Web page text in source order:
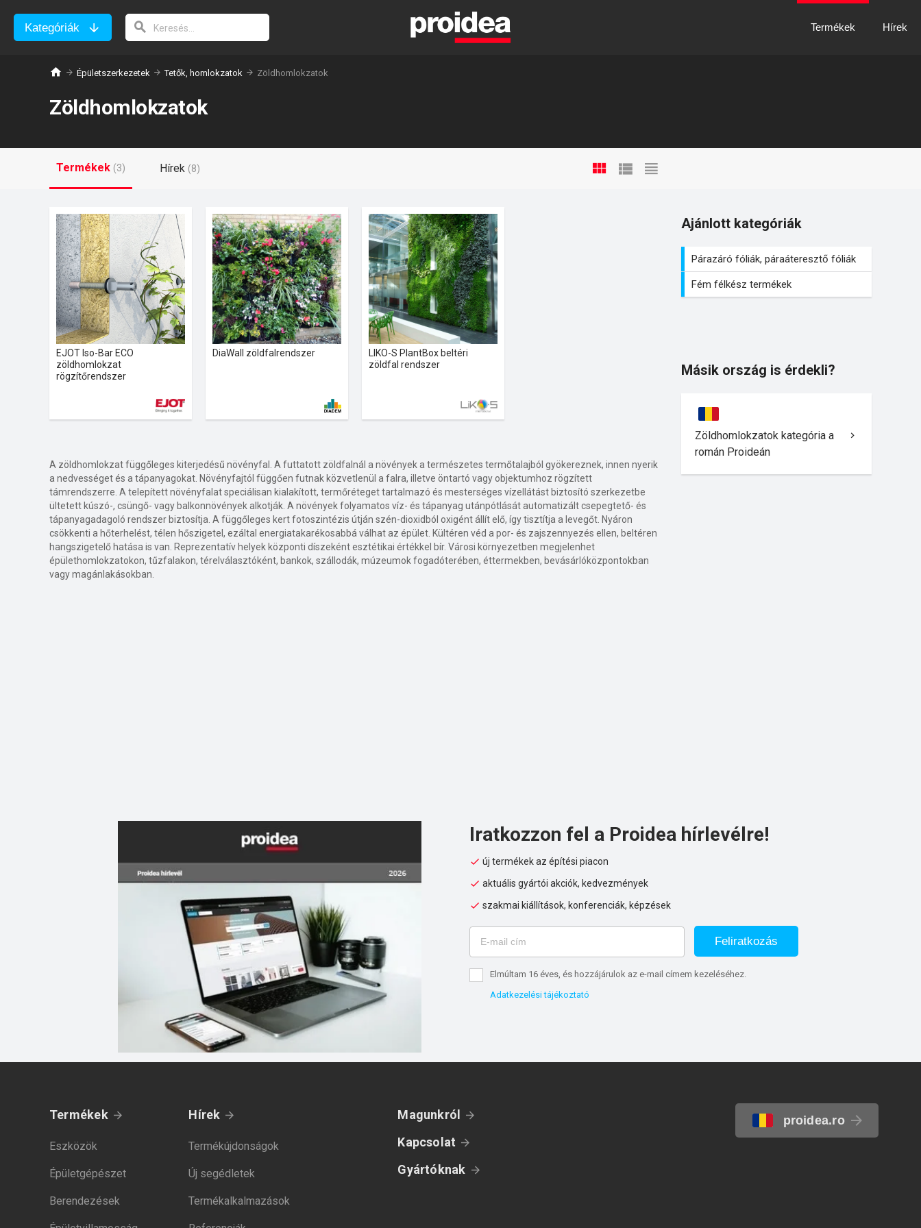
Kategóriák Termékek Hírek
Épületszerkezetek Tetők, homlokzatok Zöldhomlokzatok
Zöldhomlokzatok
Termékek (3) Hírek (8)
EJOT Iso-Bar ECO
zöldhomlokzat
rögzítőrendszer
DiaWall zöldfalrendszer
LIKO-S PlantBox beltéri
zöldfal rendszer
Ajánlott kategóriák
Párazáró fóliák, páraáteresztő fóliák
Fém félkész termékek
Másik ország is érdekli?
Zöldhomlokzatok kategória a
román Proideán
A zöldhomlokzat függőleges kiterjedésű növényfal. A futtatott zöldfalnál a növények a természetes termőtalajból gyökereznek, innen nyerik
a nedvességet és a tápanyagokat. Növényfajtól függően futnak közvetlenül a falra, illetve öntartó vagy objektumhoz rögzített
támrendszerre. A telepített növényfalat speciálisan kialakított, termőréteget tartalmazó és mesterséges vízellátást biztosító szerkezetbe
ültetett kúszó-, csüngő- vagy balkonnövények alkotják. A növények folyamatos víz- és tápanyag utánpótlását automatizált csepegtető- és
tápanyagadagoló rendszer biztosítja. A függőleges kert fotoszintézis útján szén-dioxidból oxigént állít elő, így tisztítja a levegőt. Nyáron
csökkenti a hőterhelést, télen hőszigetel, ezáltal energiatakarékosabbá válhat az épület. Kültéren véd a por- és zajszennyezés ellen, beltéren
hangszigetelő hatása is van. Reprezentatív helyek központi díszeként esztétikai értékkel bír. Városi környezetben megjelenhet
épülethomlokzatokon, tűzfalakon, térelválasztóként, bankok, szállodák, múzeumok fogadóterében, éttermekben, bevásárlóközpontokban
vagy magánlakásokban.
Iratkozzon fel a Proidea hírlevélre!
új termékek az építési piacon
aktuális gyártói akciók, kedvezmények
szakmai kiállítások, konferenciák, képzések
Feliratkozás
Elmúltam 16 éves, és hozzájárulok az e-mail címem kezeléséhez.
Adatkezelési tájékoztató
Termékek
Eszközök
Épületgépészet
Berendezések
Hírek
Termékújdonságok
Új segédletek
Termékalkalmazások
Magunkról
Kapcsolat
Gyártóknak
proidea.ro